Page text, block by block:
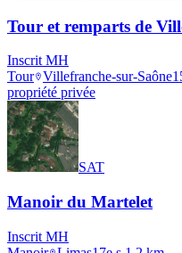
Tour et remparts de
Inscrit MH
Tour Villefranche-sur-Saône
propriété privée
SAT
Manoir du Martelet
Inscrit MH